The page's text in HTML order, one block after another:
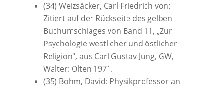
(34) Weizsäcker, Carl Friedrich von:
Zitiert auf der Rückseite des gelben
Buchumschlages von Band 11, „Zur
Psychologie westlicher und östlicher
Religion“, aus Carl Gustav Jung, GW,
Walter: Olten 1971.
(35) Bohm, David: Physikprofessor an